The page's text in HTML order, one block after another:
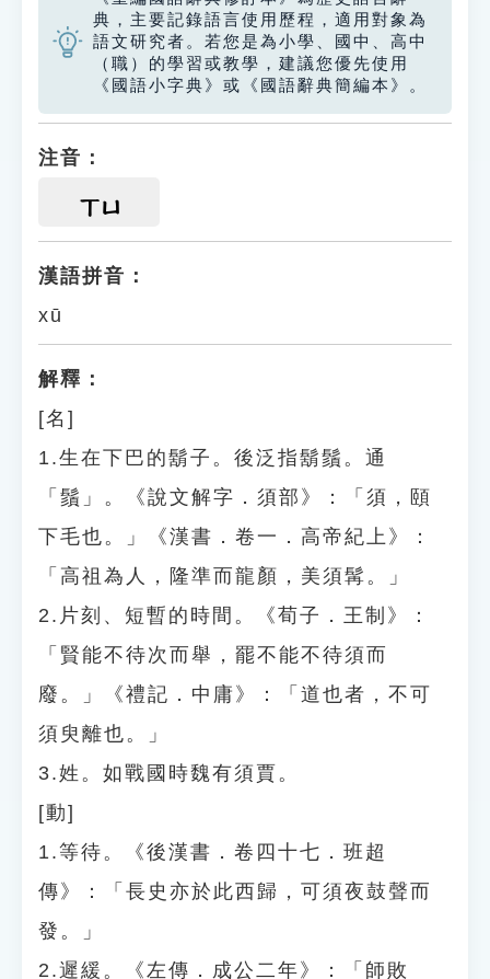
典，主要記錄語言使用歷程，適用對象為
語文研究者。若您是為小學、國中、高中
（職）的學習或教學，建議您優先使用
《國語小字典》或《國語辭典簡編本》。
注音：
ㄒㄩ
漢語拼音：
xū
解釋：
[名]
1.生在下巴的鬍子。後泛指鬍鬚。通
「鬚」。《說文解字．須部》：「須，頤
下毛也。」《漢書．卷一．高帝紀上》：
「高祖為人，隆準而龍顏，美須髯。」
2.片刻、短暫的時間。《荀子．王制》：
「賢能不待次而舉，罷不能不待須而
廢。」《禮記．中庸》：「道也者，不可
須臾離也。」
3.姓。如戰國時魏有須賈。
[動]
1.等待。《後漢書．卷四十七．班超
傳》：「長史亦於此西歸，可須夜鼓聲而
發。」
2.遲緩。《左傳．成公二年》：「師敗